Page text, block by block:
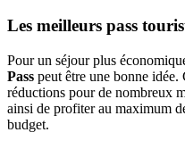
Les meilleurs pass
Pour un séjour plus
Pass peut être une bonne idée.
réductions pour de nombreux
ainsi de profiter au maximum
budget.